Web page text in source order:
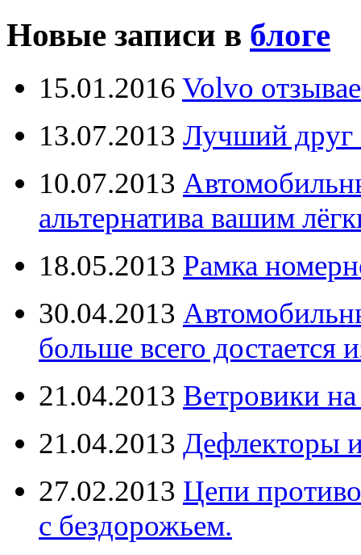
Новые записи в блоге
15.01.2016 Volvo
13.07.2013 Лучший друг
10.07.2013
альтернатива вашим
18.05.2013 Рамка
30.04.2013
больше всего достается
21.04.2013 Ветровики
21.04.2013 Дефлекторы
27.02.2013 Цепи
с бездорожьем.